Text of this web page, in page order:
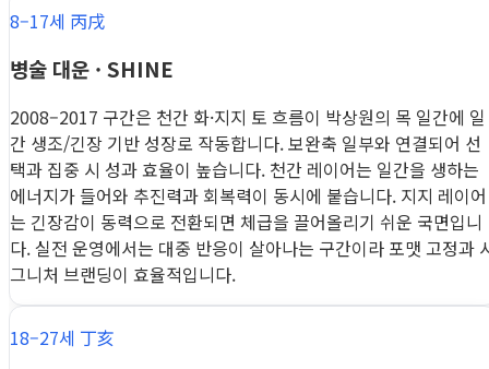
8–17세 丙戌
병술 대운 · SHINE
2008–2017 구간은 천간 화·지지 토 흐름이 박상원의 목 일간에 일
간 생조/긴장 기반 성장로 작동합니다. 보완축 일부와 연결되어 선
택과 집중 시 성과 효율이 높습니다. 천간 레이어는 일간을 생하는
에너지가 들어와 추진력과 회복력이 동시에 붙습니다. 지지 레이어
는 긴장감이 동력으로 전환되면 체급을 끌어올리기 쉬운 국면입니
다. 실전 운영에서는 대중 반응이 살아나는 구간이라 포맷 고정과
그니처 브랜딩이 효율적입니다.
18–27세 丁亥